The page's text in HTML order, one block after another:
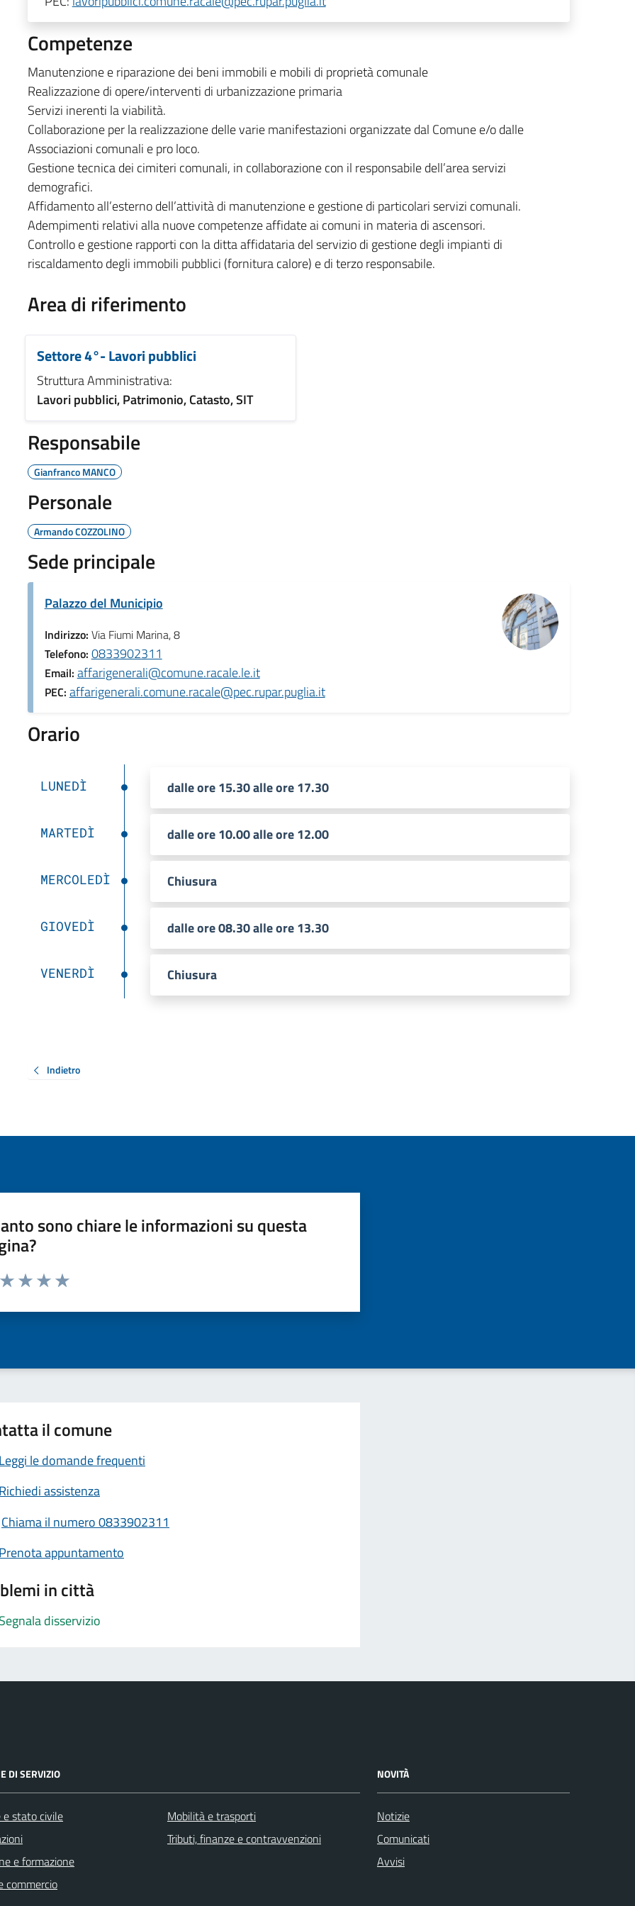
Competenze
Manutenzione e riparazione dei beni immobili e mobili di proprietà comunale
Realizzazione di opere/interventi di urbanizzazione primaria
Servizi inerenti la viabilità.
Collaborazione per la realizzazione delle varie manifestazioni organizzate dal Comune e/o dalle
Associazioni comunali e pro loco.
Gestione tecnica dei cimiteri comunali, in collaborazione con il responsabile dell’area servizi
demografici.
Affidamento all’esterno dell’attività di manutenzione e gestione di particolari servizi comunali.
Adempimenti relativi alla nuove competenze affidate ai comuni in materia di ascensori.
Controllo e gestione rapporti con la ditta affidataria del servizio di gestione degli impianti di
riscaldamento degli immobili pubblici (fornitura calore) e di terzo responsabile.
Area di riferimento
Settore 4°- Lavori pubblici
Struttura Amministrativa:
Lavori pubblici, Patrimonio, Catasto, SIT
Responsabile
Gianfranco MANCO
Personale
Armando COZZOLINO
Sede principale
Palazzo del Municipio
Indirizzo: Via Fiumi Marina, 8
Telefono: 0833902311
Email: affarigenerali@comune.racale.le.it
PEC: affarigenerali.comune.racale@pec.rupar.puglia.it
Orario
LUNEDÌ dalle ore 15.30 alle ore 17.30
MARTEDÌ dalle ore 10.00 alle ore 12.00
MERCOLEDÌ Chiusura
GIOVEDÌ dalle ore 08.30 alle ore 13.30
VENERDÌ Chiusura
Indietro
sono chiare le informazioni su questa
da 1 a 5 stelle la pagina
il comune
Leggi le domande frequenti
Richiedi assistenza
Chiama il numero 0833902311
Prenota appuntamento
in città
Segnala disservizio
DI SERVIZIO
e stato civile
e formazione
commercio
Mobilità e trasporti
Tributi, finanze e contravvenzioni
NOVITÀ
Notizie
Comunicati
Avvisi